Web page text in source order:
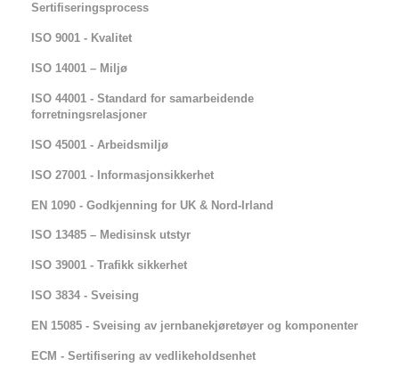
Sertifiseringsprocess
ISO 9001 - Kvalitet
ISO 14001 – Miljø
ISO 44001 - Standard for samarbeidende
forretningsrelasjoner
ISO 45001 - Arbeidsmiljø
ISO 27001 - Informasjonsikkerhet
EN 1090 - Godkjenning for UK & Nord-Irland
ISO 13485 – Medisinsk utstyr
ISO 39001 - Trafikk sikkerhet
ISO 3834 - Sveising
EN 15085 - Sveising av jernbanekjøretøyer og komponenter
ECM - Sertifisering av vedlikeholdsenhet